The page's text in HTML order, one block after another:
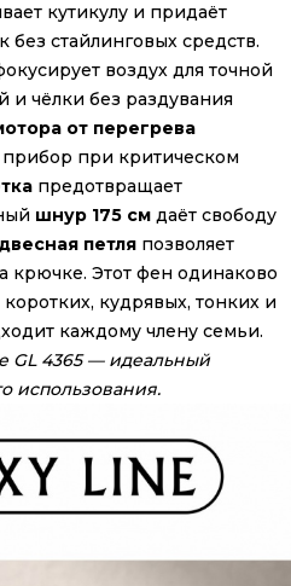
кутикулу и придаёт
без стайлинговых средств.
воздух для точной
и чёлки без раздувания
от перегрева
прибор при критическом
предотвращает
шнур 175 см даёт свободу
петля позволяет
крючке. Этот фен одинаково
кудрявых, тонких и
каждому члену семьи.
GL 4365 — идеальный
использования.